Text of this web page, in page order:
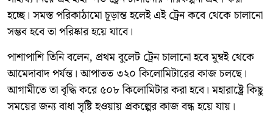
হচ্ছে। সমস্ত পরিকাঠামো চূড়ান্ত হলেই এই ট্রেন কবে থেকে চালানো
সম্ভব হবে তা পরিষ্কার হয়ে যাবে।
পাশাপাশি তিনি বলেন, প্রথম বুলেট ট্রেন চালানো হবে মুম্বই থেকে
আমেদাবাদ পর্যন্ত। আপাতত ৩২০ কিলোমিটারের কাজ চলছে।
আগামীতে তা বৃদ্ধি করে ৫০৮ কিলোমিটার করা হবে। মহারাষ্ট্রে কিছু
সময়ের জন্য বাধা সৃষ্টি হওয়ায় প্রকল্পের কাজ বন্ধ হয়ে যায়।